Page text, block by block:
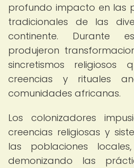
profundo impacto en las
tradicionales de las
continente. Durante
produjeron
sincretismos religiosos
creencias y rituales
comunidades africanas.
Los colonizadores
creencias religiosas y
las poblaciones
demonizando las